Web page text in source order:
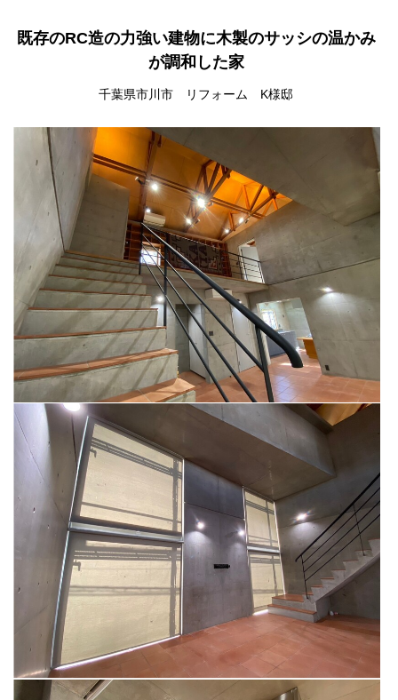
既存のRC造の力強い建物に木製のサッシの温かみ
が調和した家
千葉県市川市 リフォーム K様邸